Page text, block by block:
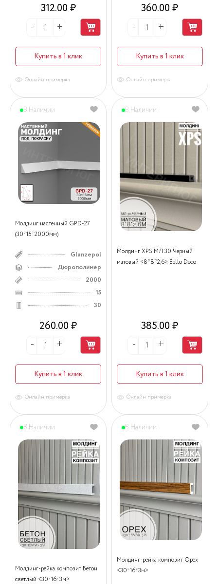
312.00 ₽
Купить в 1 клик
Онлайн примерка
360.00 ₽
Купить в 1 клик
Онлайн примерка
Молдинг настенный GPD-27
(30*15*2000мм)
Glanzepol
Дюрополимер
2000
15
30
260.00 ₽
Купить в 1 клик
В Наличии
Онлайн примерка
Молдинг XPS МЛ 30 Черный
матовый <8*8*2,6> Bello Deco
385.00 ₽
Купить в 1 клик
В Наличии
Онлайн примерка
Молдинг-рейка композит Бетон
светлый <30*16*3м>
В Наличии
Молдинг-рейка композит Орех
<30*16*3м>
В Наличии